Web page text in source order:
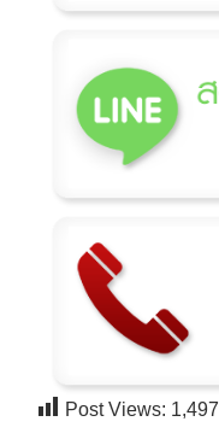
Post Views: 1,497